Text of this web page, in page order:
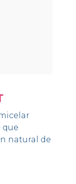
que
natural de